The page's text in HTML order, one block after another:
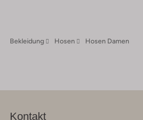
Bekleidung Hosen Hosen Damen
Kontakt